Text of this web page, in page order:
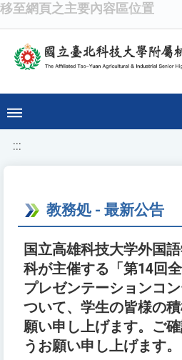
移至網頁之主要內容區位置
:::
教務処 - 最新公告
国立高雄科技大学外国
科が主催する「第14回
プレゼンテーションコ
ついて、学生の皆様の
願い申し上げます。ご
うお願い申し上げます。